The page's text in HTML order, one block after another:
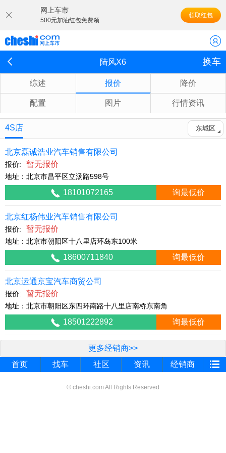
网上车市
500元加油红包免费领
领取红包
陆风X6 换车
综述 报价 降价
配置 图片 行情资讯
4S店 东城区
北京磊诚浩业汽车销售有限公司
报价: 暂无报价
地址：北京市昌平区立汤路598号
18101072165 询最低价
北京红杨伟业汽车销售有限公司
报价: 暂无报价
地址：北京市朝阳区十八里店环岛东100米
18600711840 询最低价
北京运通京宝汽车商贸公司
报价: 暂无报价
地址：北京市朝阳区东四环南路十八里店南桥东南角
18501222892 询最低价
更多经销商>>
首页
找车 社区 资讯 经销商
© cheshi.com All Rights Reserved